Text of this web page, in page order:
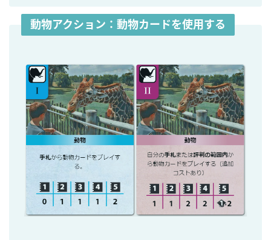
動物アクション ：動物カードを使用する